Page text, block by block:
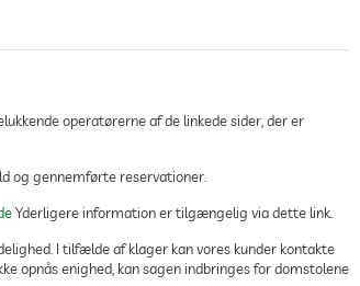
operatørerne af de linkede sider, der er
og gennemførte reservationer.
Yderligere information er tilgængelig via dette link.
I tilfælde af klager kan vores kunder kontakte
opnås enighed, kan sagen indbringes for domstolene